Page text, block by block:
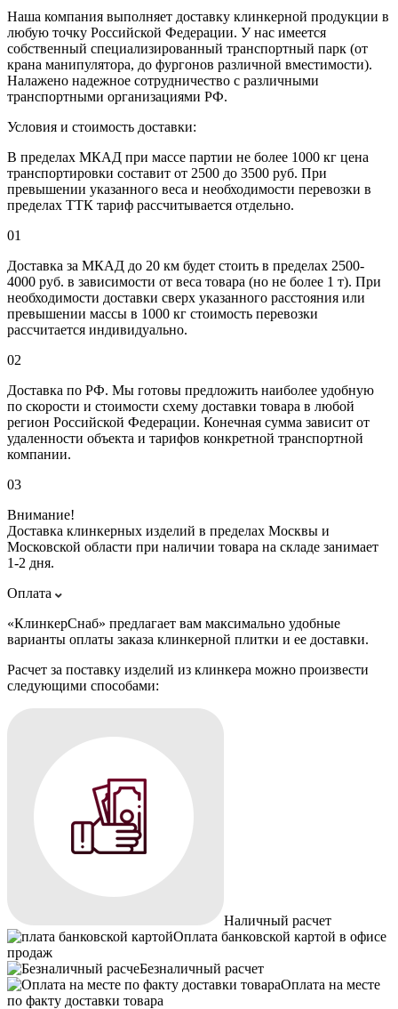
Наша компания выполняет доставку клинкерной продукции в
любую точку Российской Федерации. У нас имеется
собственный специализированный транспортный парк (от
крана манипулятора, до фургонов различной вместимости).
Налажено надежное сотрудничество с различными
транспортными организациями РФ.
Условия и стоимость доставки:
В пределах МКАД при массе партии не более 1000 кг цена
транспортировки составит от 2500 до 3500 руб. При
превышении указанного веса и необходимости перевозки в
пределах ТТК тариф рассчитывается отдельно.
01
Доставка за МКАД до 20 км будет стоить в пределах 2500-
4000 руб. в зависимости от веса товара (но не более 1 т). При
необходимости доставки сверх указанного расстояния или
превышении массы в 1000 кг стоимость перевозки
рассчитается индивидуально.
02
Доставка по РФ. Мы готовы предложить наиболее удобную
по скорости и стоимости схему доставки товара в любой
регион Российской Федерации. Конечная сумма зависит от
удаленности объекта и тарифов конкретной транспортной
компании.
03
Внимание!
Доставка клинкерных изделий в пределах Москвы и
Московской области при наличии товара на складе занимает
1-2 дня.
Оплата
«КлинкерСнаб» предлагает вам максимально удобные
варианты оплаты заказа клинкерной плитки и ее доставки.
Расчет за поставку изделий из клинкера можно произвести
следующими способами:
Наличный расчет
Оплата банковской картой в офисе
продаж
Безналичный расчет
Оплата на месте
по факту доставки товара